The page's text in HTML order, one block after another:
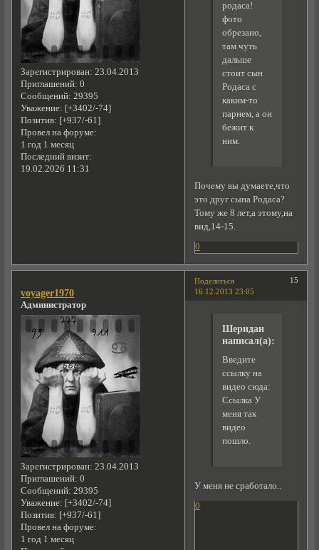
Зарегистрирован: 23.04.2013
Приглашений: 0
Сообщений: 29395
Уважение: [+3402/-74]
Позитив: [+937/-61]
Провел на форуме:
1 год 1 месяц
Последний визит:
19.02.2026 11:31
родаса!
фото
обрезано,
там чуть
дальше
стоит сын
Родаса с
каким-то
парнем, а он
бежит к
ним.
Почему вы думаете,что
это друг сына Родаса?
Тому же 8 лет,а этому,на
вид,14-15.
0
Поделиться
15
16.12.2013 23:05
voyager1970
Администратор
Зарегистрирован: 23.04.2013
Приглашений: 0
Сообщений: 29395
Уважение: [+3402/-74]
Позитив: [+937/-61]
Провел на форуме:
1 год 1 месяц
Шеридан
написал(а):
Введите
ссылку на
видео сюда:
Ссылка У
меня так
видео
пошло.
У меня не сработало..
0